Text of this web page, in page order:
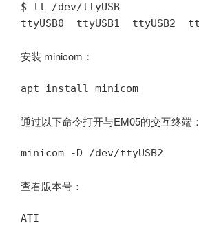
$ ll /dev/ttyUSB
安装 minicom：
apt install minicom
通过以下命令打开与EM05的交互终端：
minicom -D /dev/ttyUSB2
查看版本号：
ATI